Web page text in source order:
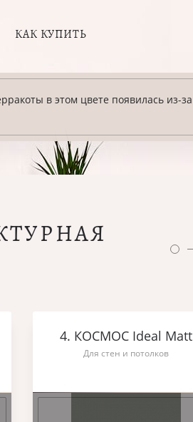
КАК КУПИТЬ
в этом цвете появилась из-за
4. КОСМОС Ideal Matt
Для стен и потолков